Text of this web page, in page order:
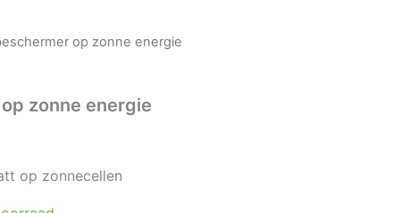
op zonne energie
zonne energie
op zonnecellen